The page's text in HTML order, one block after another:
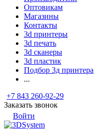
Оптовикам
Магазины
Контакты
3d принтеры
3d печать
3d сканеры
3d пластик
Подбор 3д принтера
...
+7 843 260-92-29
Заказать звонок
Войти